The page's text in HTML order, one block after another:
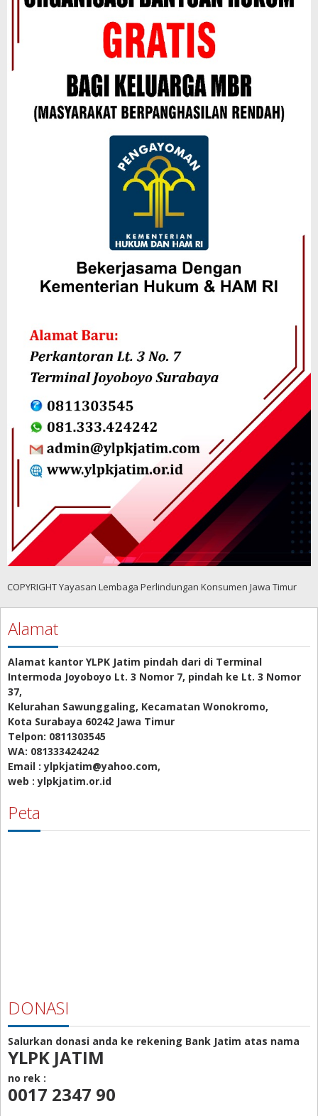
COPYRIGHT Yayasan Lembaga Perlindungan Konsumen Jawa Timur
Alamat
Alamat kantor YLPK Jatim pindah dari di Terminal
Intermoda Joyoboyo Lt. 3 Nomor 7, pindah ke Lt. 3 Nomor
37,
Kelurahan Sawunggaling, Kecamatan Wonokromo,
Kota Surabaya 60242 Jawa Timur
Telpon: 0811303545
WA: 081333424242
Email : ylpkjatim@yahoo.com,
web : ylpkjatim.or.id
Peta
DONASI
Salurkan donasi anda ke rekening Bank Jatim atas nama
YLPK JATIM
no rek :
0017 2347 90